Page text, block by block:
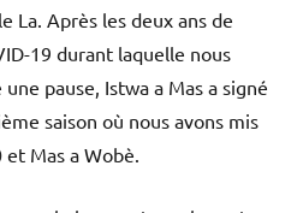
La. Après les deux ans de
19 durant laquelle nous
pause, Istwa a Mas a signé
saison où nous avons mis
Mas a Wobè.